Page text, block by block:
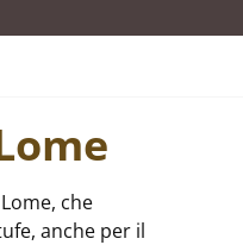
che
anche per il